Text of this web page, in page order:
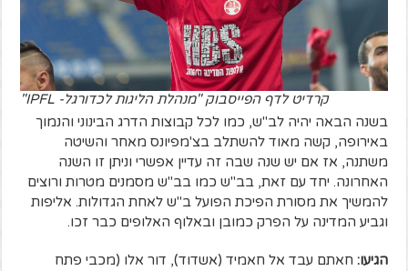
קרדיט לדף הפייסבוק "מנהלת הליגות לכדורגל- IPFL"
בשנה הבאה יהיה לב"ש, כמו לכל קבוצות הדרג הבינוני והנמוך
באירופה, קשה מאוד להשתלב בצ'מפיונס מאחר והשיטה
משתנה, אז אם יש שנה שבה זה עדיין אפשרי וניתן זו השנה
האחרונה. יחד עם זאת, בב"ש כמו בב"ש מסמנים מטרות ורוצים
להמשיך את מסורת הפיכת הפועל ב"ש לאחת הגדולות. אליפות
וגביע המדינה על הפרק כמובן ובאלוף האלופים כבר זכו.
הגיעו: חאתם עבד אל חאמיד (אשדוד), דור אלו (מכבי פתח